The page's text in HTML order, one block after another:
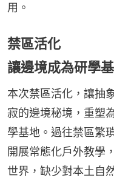
用。
禁區活化
讓邊境成為研學
本次禁區活化，讓抽
寂的邊境秘境，重塑
學基地。過往禁區繁
開展常態化戶外教學
世界，缺少對本土自